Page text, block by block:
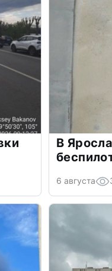
В
6 августа